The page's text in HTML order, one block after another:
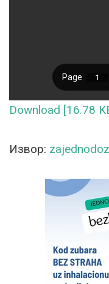
Download [16.78
Извор: